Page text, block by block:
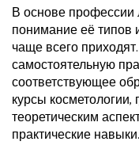
В основе профессии
понимание её типов
чаще всего
самостоятельную
соответствующее
курсы косметологии,
теоретическим
практические навыки.